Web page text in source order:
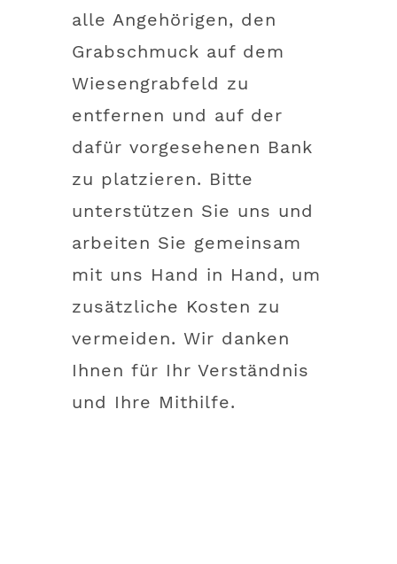
alle Angehörigen, den
Grabschmuck auf dem
Wiesengrabfeld zu
entfernen und auf der
dafür vorgesehenen Bank
zu platzieren. Bitte
unterstützen Sie uns und
arbeiten Sie gemeinsam
mit uns Hand in Hand, um
zusätzliche Kosten zu
vermeiden. Wir danken
Ihnen für Ihr Verständnis
und Ihre Mithilfe.